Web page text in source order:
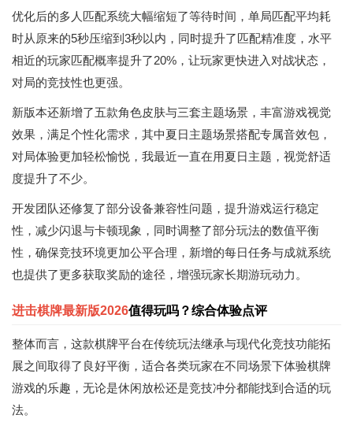
优化后的多人匹配系统大幅缩短了等待时间，单局匹配平均耗
时从原来的5秒压缩到3秒以内，同时提升了匹配精准度，水平
相近的玩家匹配概率提升了20%，让玩家更快进入对战状态，
对局的竞技性也更强。
新版本还新增了五款角色皮肤与三套主题场景，丰富游戏视觉
效果，满足个性化需求，其中夏日主题场景搭配专属音效包，
对局体验更加轻松愉悦，我最近一直在用夏日主题，视觉舒适
度提升了不少。
开发团队还修复了部分设备兼容性问题，提升游戏运行稳定
性，减少闪退与卡顿现象，同时调整了部分玩法的数值平衡
性，确保竞技环境更加公平合理，新增的每日任务与成就系统
也提供了更多获取奖励的途径，增强玩家长期游玩动力。
进击棋牌最新版2026值得玩吗？综合体验点评
整体而言，这款棋牌平台在传统玩法继承与现代化竞技功能拓
展之间取得了良好平衡，适合各类玩家在不同场景下体验棋牌
游戏的乐趣，无论是休闲放松还是竞技冲分都能找到合适的玩
法。